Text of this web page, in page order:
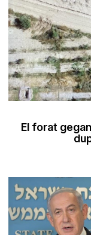
El forat